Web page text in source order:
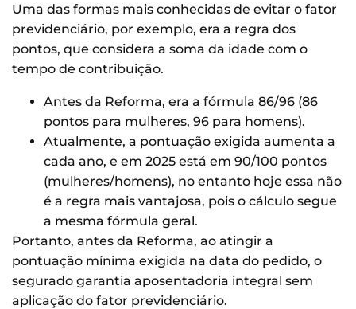
Uma das formas mais conhecidas de evitar o fator
previdenciário, por exemplo, era a regra dos
pontos, que considera a soma da idade com o
tempo de contribuição.
Antes da Reforma, era a fórmula 86/96 (86
pontos para mulheres, 96 para homens).
Atualmente, a pontuação exigida aumenta a
cada ano, e em 2025 está em 90/100 pontos
(mulheres/homens), no entanto hoje essa não
é a regra mais vantajosa, pois o cálculo segue
a mesma fórmula geral.
Portanto, antes da Reforma, ao atingir a
pontuação mínima exigida na data do pedido, o
segurado garantia aposentadoria integral sem
aplicação do fator previdenciário.